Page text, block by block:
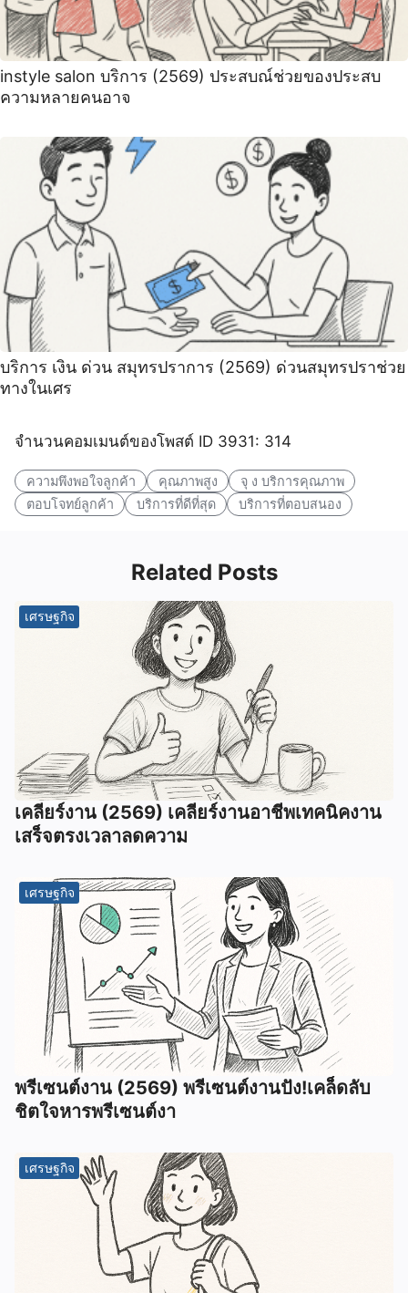
instyle salon บริการ (2569) ประสบณ์ช่วยของประสบ
ความหลายคนอาจ
บริการ เงิน ด่วน สมุทรปราการ (2569) ด่วนสมุทรปราช่วย
ทางในเศร
จำนวนคอมเมนต์ของโพสต์ ID 3931: 314
ความพึงพอใจลูกค้า คุณภาพสูง
จุ ง บริการคุณภาพ
ตอบโจทย์ลูกค้า
บริการที่ดีที่สุด บริการที่ตอบสนอง
Related Posts
เศรษฐกิจ
เคลียร์งาน (2569) เคลียร์งานอาชีพเทคนิคงาน
เสร็จตรงเวลาลดความ
เศรษฐกิจ
พรีเซนต์งาน (2569) พรีเซนต์งานปัง!เคล็ดลับ
ชิตใจหารพรีเซนต์งา
เศรษฐกิจ